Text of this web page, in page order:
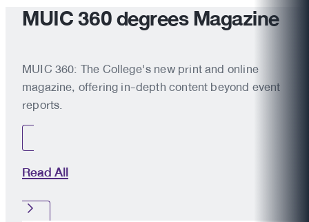
MUIC 360 degrees Magazine
MUIC 360: The College's new print and online
magazine, offering in-depth content beyond event
reports.
Read All